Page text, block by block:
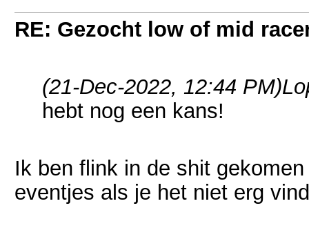
RE: Gezocht low of mid
(21-Dec-2022, 12:44 PM)
hebt nog een kans!
Ik ben flink in de shit
eventjes als je het niet erg